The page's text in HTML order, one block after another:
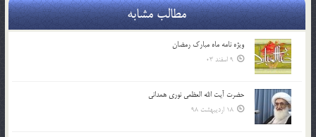
مطالب مشابه
ویژه نامه ماه مبارک رمضان
9 اسفند 03
حضرت آیت الله العظمی نوری همدانی
18 اردیبهشت 98